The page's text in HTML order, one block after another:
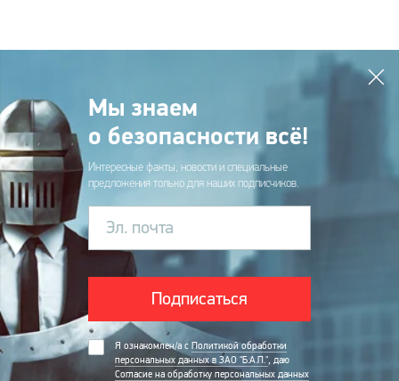
Мы знаем
о безопасности всё!
Интересные факты, новости и специальные
предложения только для наших подписчиков.
Эл. почта
Подписаться
Я ознакомлен/а с Политикой обработки
персональных данных в ЗАО "Б.А.П.", даю
Согласие на обработку персональных данных